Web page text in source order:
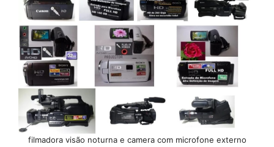
filmadora visão noturna e camera com microfone externo